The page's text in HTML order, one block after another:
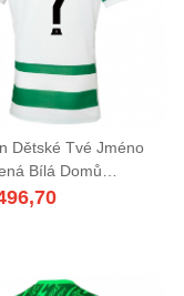
Dětské Tvé Jméno
Bílá Domů
Dresy 2025/26 Dres